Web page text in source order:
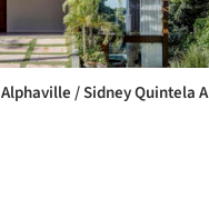
/ Sidney Quintela